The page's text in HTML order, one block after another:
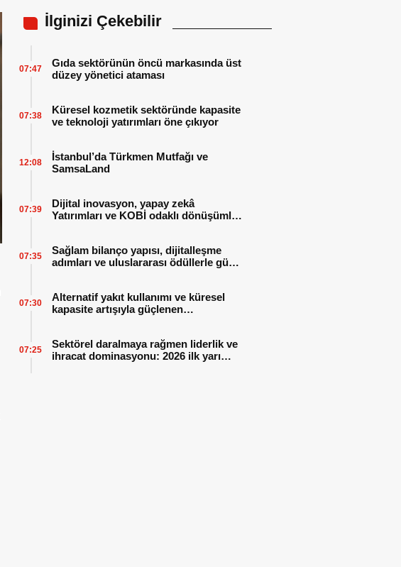
İlginizi Çekebilir
Gıda sektörünün öncü markasında üst
düzey yönetici ataması
07:47
Küresel kozmetik sektöründe kapasite
ve teknoloji yatırımları öne çıkıyor
07:38
İstanbul’da Türkmen Mutfağı ve
SamsaLand
12:08
Dijital inovasyon, yapay zekâ
Yatırımları ve KOBİ odaklı dönüşümle
07:39
Sağlam bilanço yapısı, dijitalleşme
adımları ve uluslararası ödüllerle güçlü
07:35
Alternatif yakıt kullanımı ve küresel
kapasite artışıyla güçlenen
07:30
Sektörel daralmaya rağmen liderlik ve
ihracat dominasyonu: 2026 ilk yarı
07:25